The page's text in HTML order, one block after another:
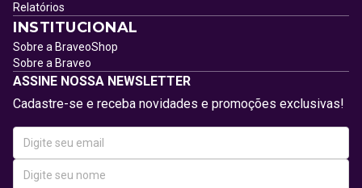
Relatórios
INSTITUCIONAL
Sobre a BraveoShop
Sobre a Braveo
ASSINE NOSSA NEWSLETTER
Cadastre-se e receba novidades e promoções exclusivas!